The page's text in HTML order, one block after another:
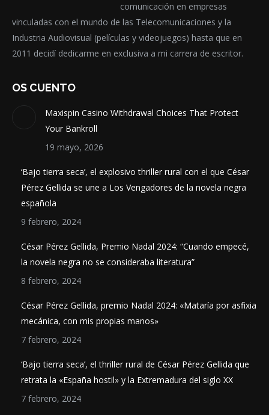
comunicación en empresas
vinculadas con el mundo de las Telecomunicaciones y la
Industria Audiovisual (películas y videojuegos) hasta que en
2011 decidí dedicarme en exclusiva a mi carrera de escritor.
OS CUENTO
Maxispin Casino Withdrawal Choices That Protect
Your Bankroll
19 mayo, 2026
‘Bajo tierra seca’, el explosivo thriller rural con el que César
Pérez Gellida se une a Los Vengadores de la novela negra
española
9 febrero, 2024
César Pérez Gellida, Premio Nadal 2024: “Cuando empecé,
la novela negra no se consideraba literatura”
8 febrero, 2024
César Pérez Gellida, premio Nadal 2024: «Mataría por asfixia
mecánica, con mis propias manos»
7 febrero, 2024
‘Bajo tierra seca’, el thriller rural de César Pérez Gellida que
retrata la «España hostil» y la Extremadura del siglo XX
7 febrero, 2024